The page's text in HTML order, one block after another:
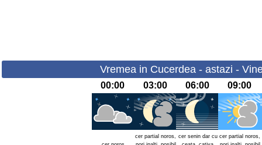
Vremea in Cucerdea - astazi -
00:00 03:00 06:00 09:00
cer partial noros, cer senin dar cu cer partial noros,